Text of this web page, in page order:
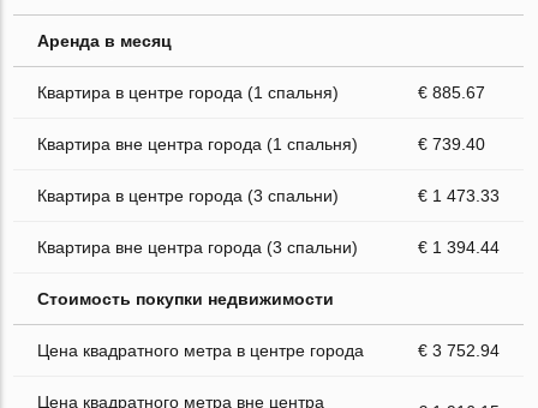
Аренда в месяц
Квартира в центре города (1 спальня) € 885.67
Квартира вне центра города (1 спальня) € 739.40
Квартира в центре города (3 спальни) € 1 473.33
Квартира вне центра города (3 спальни) € 1 394.44
Стоимость покупки недвижимости
Цена квадратного метра в центре города € 3 752.94
Цена квадратного метра вне центра